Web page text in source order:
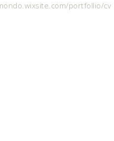
portfollio/cv